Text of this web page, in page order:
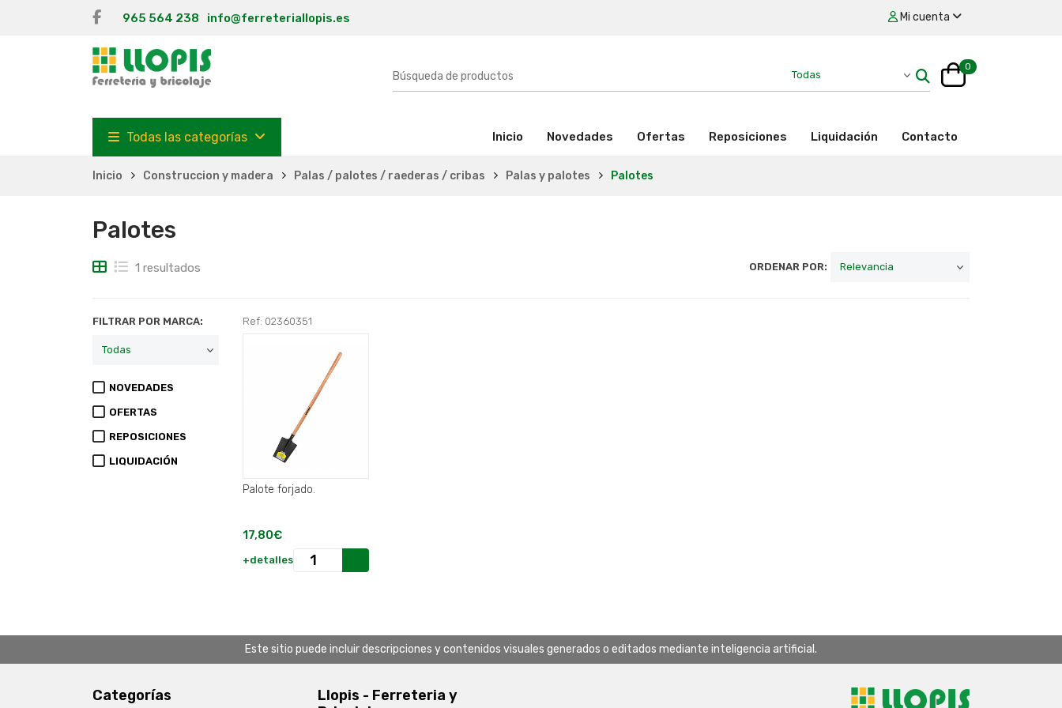
965 564 238 info@ferreteriallopis.es Mi cuenta
0
Todas las categorías Inicio (activo)Novedades Ofertas Reposiciones Liquidación Contacto
Inicio Construccion y madera Palas / palotes / raederas / cribas Palas y palotes Palotes
Palotes
1 resultados ORDENAR POR:
FILTRAR POR MARCA:
NOVEDADES
OFERTAS
REPOSICIONES
LIQUIDACIÓN
Ref: 02360351
Palote forjado.
17,80€
+detalles
Este sitio puede incluir descripciones y contenidos visuales generados o editados mediante inteligencia artificial.
Categorías
Llopis - Ferreteria y